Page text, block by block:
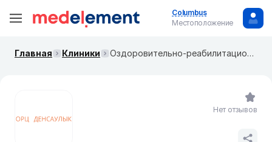
Columbus
Местоположение
Главная Клиники Оздоровительно-реабилитационный центр "ДЕНСАУЛЫК"
Нет отзывов